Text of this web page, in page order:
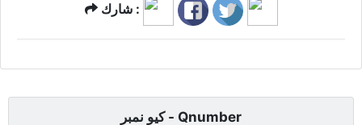
شارك :
كيو نمبر - Qnumber